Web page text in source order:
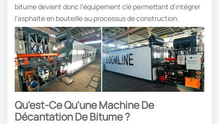
bitume devient donc l'équipement clé permettant d'intégrer
l'asphalte en bouteille au processus de construction.
Qu'est-Ce Qu'une Machine De
Décantation De Bitume ?